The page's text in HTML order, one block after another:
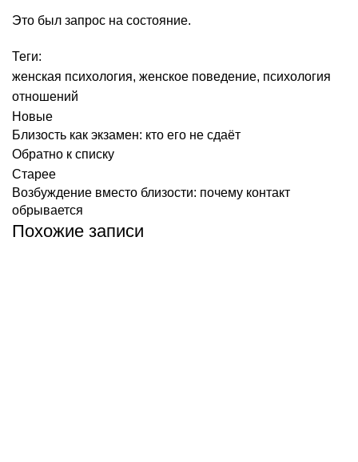
Это был запрос на состояние.
Теги:
женская психология, женское поведение, психология
отношений
Новые
Близость как экзамен: кто его не сдаёт
Обратно к списку
Старее
Возбуждение вместо близости: почему контакт
обрывается
Похожие записи